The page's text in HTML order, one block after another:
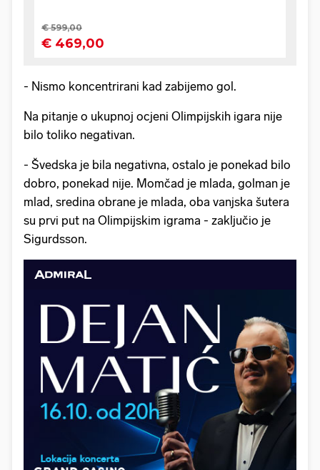
- Nismo koncentrirani kad zabijemo gol.
Na pitanje o ukupnoj ocjeni Olimpijskih igara nije
bilo toliko negativan.
- Švedska je bila negativna, ostalo je ponekad bilo
dobro, ponekad nije. Momčad je mlada, golman je
mlad, sredina obrane je mlada, oba vanjska šutera
su prvi put na Olimpijskim igrama - zaključio je
Sigurdsson.